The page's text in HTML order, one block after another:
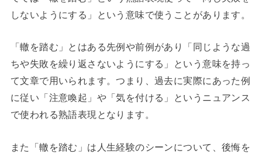
しないようにする」という意味で使うことがあります。
「轍を踏む」とはある先例や前例があり「同じような過
ちや失敗を繰り返さないようにする」という意味を持っ
て文章で用いられます。つまり、過去に実際にあった例
に従い「注意喚起」や「気を付ける」というニュアンス
で使われる熟語表現となります。
また「轍を踏む」は人生経験のシーンについて、後悔を